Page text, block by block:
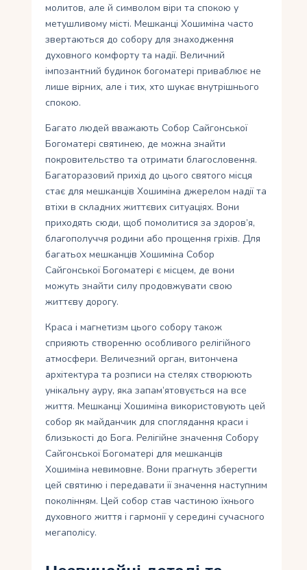
молитов, але й символом віри та спокою у
метушливому місті. Мешканці Хошиміна часто
звертаються до собору для знаходження
духовного комфорту та надії. Величний
імпозантний будинок богоматері приваблює не
лише вірних, але і тих, хто шукає внутрішнього
спокою.
Багато людей вважають Собор Сайгонської
Богоматері святинею, де можна знайти
покровительство та отримати благословення.
Багаторазовий прихід до цього святого місця
стає для мешканців Хошиміна джерелом надії та
втіхи в складних життєвих ситуаціях. Вони
приходять сюди, щоб помолитися за здоров’я,
благополуччя родини або прощення гріхів. Для
багатьох мешканців Хошиміна Собор
Сайгонської Богоматері є місцем, де вони
можуть знайти силу продовжувати свою
життєву дорогу.
Краса і магнетизм цього собору також
сприяють створенню особливого релігійного
атмосфери. Величезний орган, витончена
архітектура та розписи на стелях створюють
унікальну ауру, яка запам’ятовується на все
життя. Мешканці Хошиміна використовують цей
собор як майданчик для споглядання краси і
близькості до Бога. Релігійне значення Собору
Сайгонської Богоматері для мешканців
Хошиміна невимовне. Вони прагнуть зберегти
цей святиню і передавати її значення наступним
поколінням. Цей собор став частиною їхнього
духовного життя і гармонії у середині сучасного
мегаполісу.